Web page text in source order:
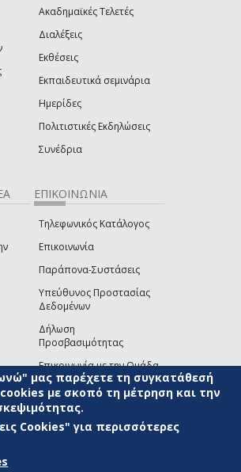
Ακαδημαϊκές Τελετές
Διαλέξεις
Εκθέσεις
Εκπαιδευτικά σεμινάρια
Ημερίδες
Πολιτιστικές Εκδηλώσεις
Συνέδρια
ΕΠΙΚΟΙΝΩΝΙΑ
Τηλεφωνικός Κατάλογος
Επικοινωνία
Παράπονα-Συστάσεις
Υπεύθυνος Προστασίας
Δεδομένων
Δήλωση
Προσβασιμότητας
Επικοινωνία με την Ομάδα
Ανάπτυξης του site(link sends e-mail)
ΟΡΟΙ ΧΡΗΣΗΣ
μας παρέχετε τη συγκατάθεσή
με σκοπό τη μέτρηση και την
Cookies" για περισσότερες